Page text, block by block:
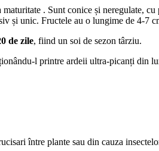
. Sunt conice și neregulate,
și unic. Fructele au o lungime de 4-7
de zile, fiind un soi de sezon târziu.
l printre ardeii ultra-picanți din
între plante sau din cauza